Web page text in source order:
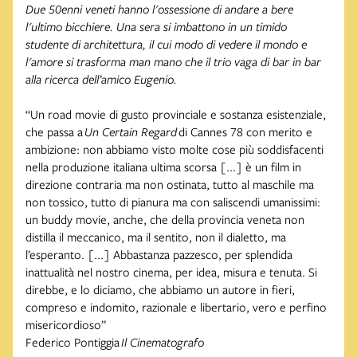
Due 50enni veneti hanno l'ossessione di andare a bere
l'ultimo bicchiere. Una sera si imbattono in un timido
studente di architettura, il cui modo di vedere il mondo e
l'amore si trasforma man mano che il trio vaga di bar in bar
alla ricerca dell’amico Eugenio.
“Un road movie di gusto provinciale e sostanza esistenziale,
che passa aUn Certain Regarddi Cannes 78 con merito e
ambizione: non abbiamo visto molte cose più soddisfacenti
nella produzione italiana ultima scorsa [...] è un film in
direzione contraria ma non ostinata, tutto al maschile ma
non tossico, tutto di pianura ma con saliscendi umanissimi:
un buddy movie, anche, che della provincia veneta non
distilla il meccanico, ma il sentito, non il dialetto, ma
l’esperanto. [...] Abbastanza pazzesco, per splendida
inattualità nel nostro cinema, per idea, misura e tenuta. Si
direbbe, e lo diciamo, che abbiamo un autore in fieri,
compreso e indomito, razionale e libertario, vero e perfino
misericordioso”
Federico PontiggiaIl Cinematografo